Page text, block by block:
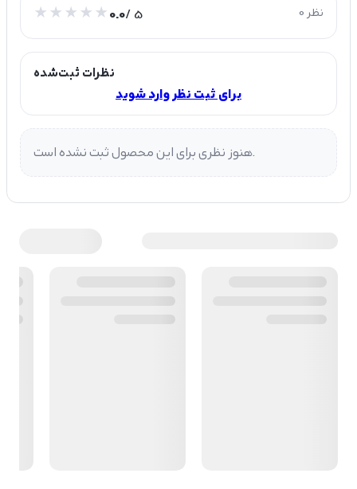
0.0/ 5 0 نظر
نظرات ثبت‌شده
برای ثبت نظر وارد شوید
هنوز نظری برای این محصول ثبت نشده است.